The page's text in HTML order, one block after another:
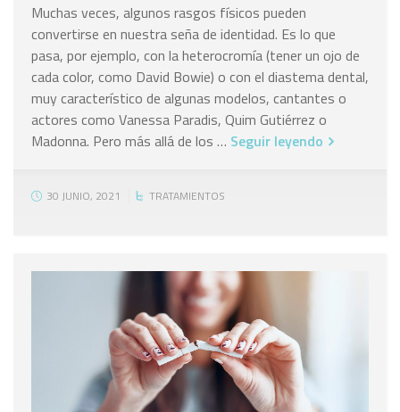
Muchas veces, algunos rasgos físicos pueden
convertirse en nuestra seña de identidad. Es lo que
pasa, por ejemplo, con la heterocromía (tener un ojo de
cada color, como David Bowie) o con el diastema dental,
muy característico de algunas modelos, cantantes o
actores como Vanessa Paradis, Quim Gutiérrez o
Madonna. Pero más allá de los … Seguir leyendo
30 JUNIO, 2021 TRATAMIENTOS